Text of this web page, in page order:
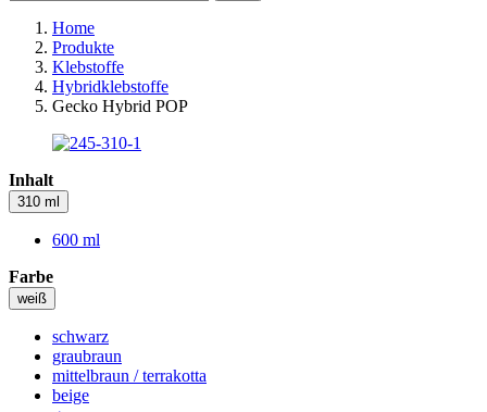
Home
Produkte
Klebstoffe
Hybridklebstoffe
Gecko Hybrid POP
Inhalt
310 ml
600 ml
Farbe
weiß
schwarz
graubraun
mittelbraun / terrakotta
beige